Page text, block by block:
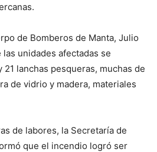
de Bomberos de Manta, Julio
unidades afectadas se
lanchas pesqueras, muchas de
de vidrio y madera, materiales
de labores, la Secretaría de
que el incendio logró ser